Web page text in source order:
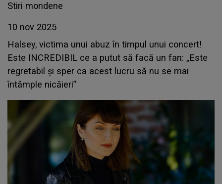
Stiri mondene
10 nov 2025
Halsey, victima unui abuz în timpul unui concert!
Este INCREDIBIL ce a putut să facă un fan: „Este
regretabil și sper ca acest lucru să nu se mai
întâmple nicăieri”